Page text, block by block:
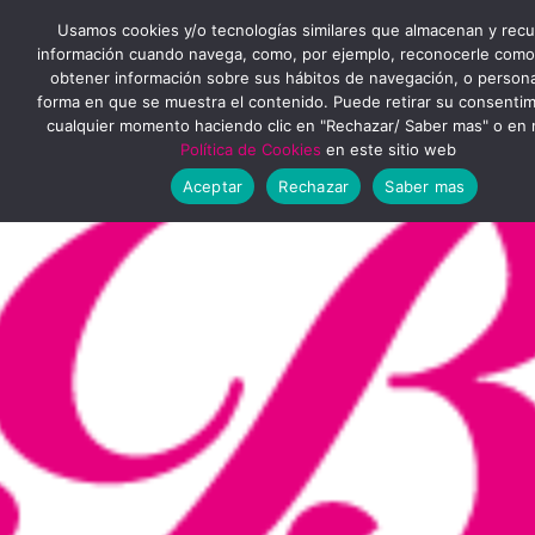
contenido
MENÚ
PRINCIPAL
Usamos cookies y/o tecnologías similares que almacenan y
información cuando navega, como, por ejemplo, reconocerle
obtener información sobre sus hábitos de navegación, o
forma en que se muestra el contenido. Puede retirar su
cualquier momento haciendo clic en "Rechazar/ Saber mas" o en
Política de Cookies en este sitio web
Aceptar
Rechazar Saber mas